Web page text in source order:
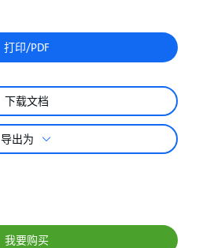
打印/PDF
下载文档
导出为
我要购买